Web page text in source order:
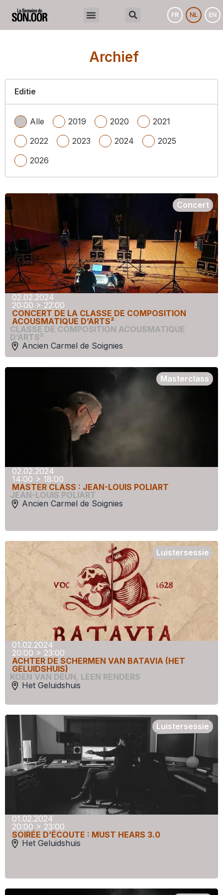
FR NL EN
Archief
Editie
Alle 2019 2020
2021
2022
2023 2024
2025
2026
02.02.2024
20:00 > 22:00
CONCERT DE LA CLASSE DE COMPOSITION
ACOUSMATIQUE D’ARTS²
CLASSE DE COMPOSITION ACOUSMATIQUE
D’ARTS²
Ancien Carmel de Soignies
Concert
02.02.2024
14:00 > 18:00
MASTER CLASS : JEAN-LOUIS POLIART
JEAN-LOUIS POLIART
Ancien Carmel de Soignies
Masterclass
01.02.2024
20:00 > 23:00
ACHTER DE SCHERMEN VAN BATAVIA (HET
GELUIDSHUIS)
KOEN VAN DEUN, LEEN RENDERS
Het Geluidshuis
Luistersessie
01.02.2024
20:00 > 23:00
SOIRÉE D’ÉCOUTE : MUST HEARS 3.0
Het Geluidshuis
Luistersessie